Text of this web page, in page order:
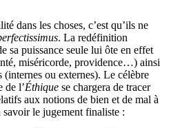
dans les choses, c’est qu’ils ne
. La redéfinition
sa puissance seule lui ôte en effet
miséricorde, providence…) ainsi
ou externes). Le célèbre
de l’Éthique se chargera de tracer
aux notions de bien et de mal à
savoir le jugement finaliste :